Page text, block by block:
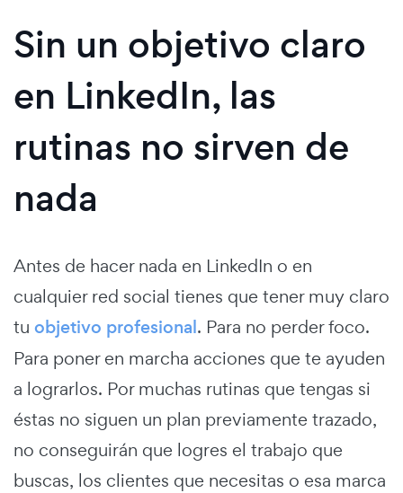
Sin un objetivo claro
en LinkedIn, las
rutinas no sirven de
nada
Antes de hacer nada en LinkedIn o en
cualquier red social tienes que tener muy claro
tu objetivo profesional. Para no perder foco.
Para poner en marcha acciones que te ayuden
a lograrlos. Por muchas rutinas que tengas si
éstas no siguen un plan previamente trazado,
no conseguirán que logres el trabajo que
buscas, los clientes que necesitas o esa marca